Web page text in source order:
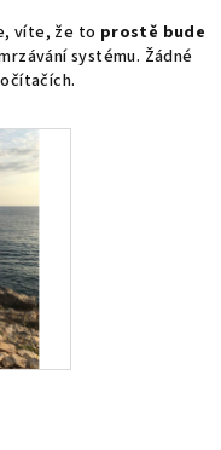
víte, že to prostě bude
systému. Žádné